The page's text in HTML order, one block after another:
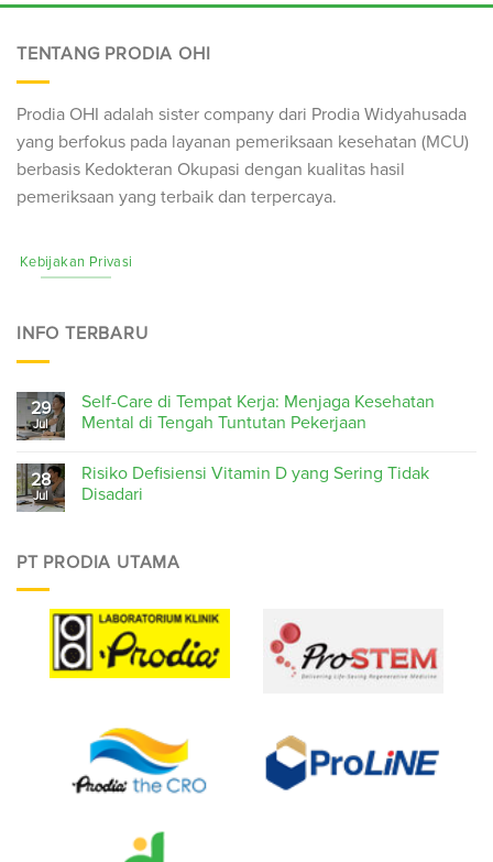
TENTANG PRODIA OHI
Prodia OHI adalah sister company dari Prodia Widyahusada
yang berfokus pada layanan pemeriksaan kesehatan (MCU)
berbasis Kedokteran Okupasi dengan kualitas hasil
pemeriksaan yang terbaik dan terpercaya.
Kebijakan Privasi
INFO TERBARU
29
Jul
Self-Care di Tempat Kerja: Menjaga Kesehatan
Mental di Tengah Tuntutan Pekerjaan
28
Jul
Risiko Defisiensi Vitamin D yang Sering Tidak
Disadari
PT PRODIA UTAMA